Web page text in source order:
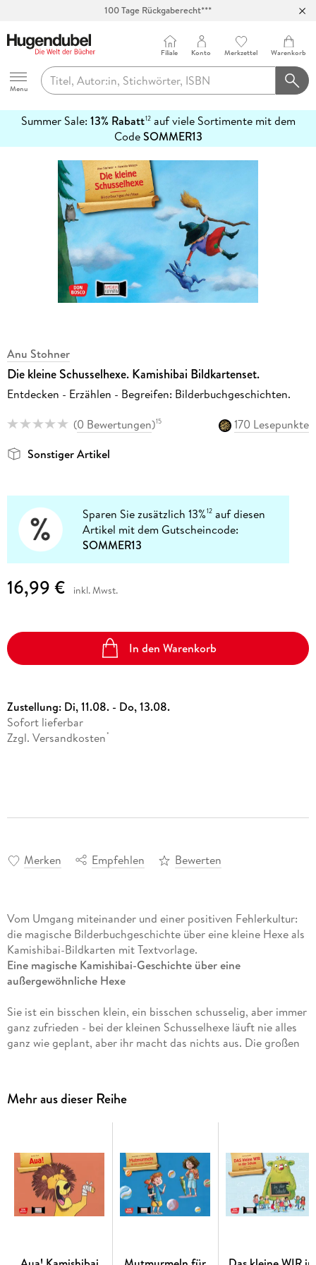
Hugendubel
Menu
Filiale Konto Merkzettel Warenkorb
Summer Sale: 13% Rabatt12auf viele Sortimente mit dem
CodeSOMMER13
erfahren
Anu Stohner
Die kleine Schusselhexe. Kamishibai Bildkartenset.
Entdecken - Erzählen - Begreifen: Bilderbuchgeschichten.
(0 Bewertungen)15
170 Lesepunkte
Sonstiger Artikel
Sparen Sie zusätzlich 13%12 auf diesen
Artikel mit dem Gutscheincode:
SOMMER13
16,99 € inkl. Mwst.
In den Warenkorb
Zustellung: Di, 11.08. - Do, 13.08.
Sofort lieferbar
Zzgl. Versandkosten *
Merken Empfehlen Bewerten
Vom Umgang miteinander und einer positiven Fehlerkultur:
die magische Bilderbuchgeschichte über eine kleine Hexe als
Kamishibai-Bildkarten mit Textvorlage.
Eine magische Kamishibai-Geschichte über eine
außergewöhnliche Hexe
Sie ist ein bisschen klein, ein bisschen schusselig, aber immer
ganz zufrieden - bei der kleinen Schusselhexe läuft nie alles
ganz wie geplant, aber ihr macht das nichts aus. Die großen
Die Bilderbuchgeschichte von Anu Stohner mit den
Illustrationen von Henrike Wilson erhält mit dem
Schussel-hexe und ihren blauen Hasen!
Krummer Besen, Hase statt Rabe: Die kleine Hexe macht
den Umgang mit Fehlern vor
Mehr aus dieser Reihe